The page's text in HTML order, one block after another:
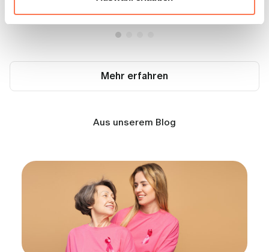
Mehr erfahren
Aus unserem Blog